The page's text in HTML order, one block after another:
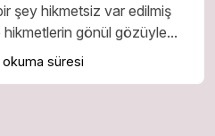
şey hikmetsiz var edilmiş
hikmetlerin gönül gözüyle...
okuma süresi